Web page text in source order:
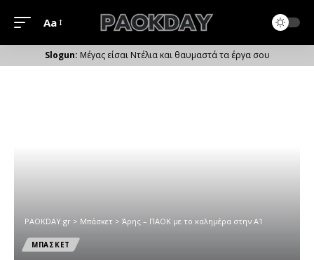
Μέγεθος
Γραμματοσειράς
Aa
Μέγας είσαι Ντέλια και θαυμαστά τα έργα σου
PAOKDAY.gr > Μπάσκετ > Άρης – ΠΑΟΚ με το καλημέρα στην Α1
ΜΠΑΣΚΕΤ